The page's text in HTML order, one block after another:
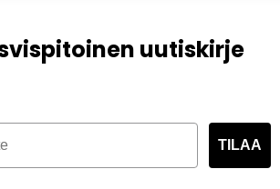
uutiskirje
TILAA